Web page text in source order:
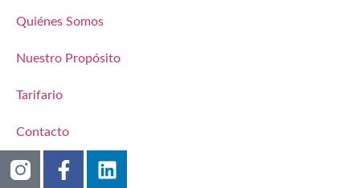
Quiénes Somos
Nuestro Propósito
Tarifario
Contacto